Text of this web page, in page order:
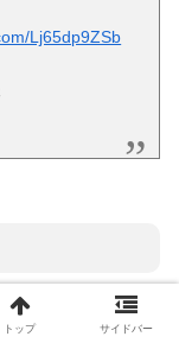
Lj65dp9ZSb
status/1299
トップ サイドバー